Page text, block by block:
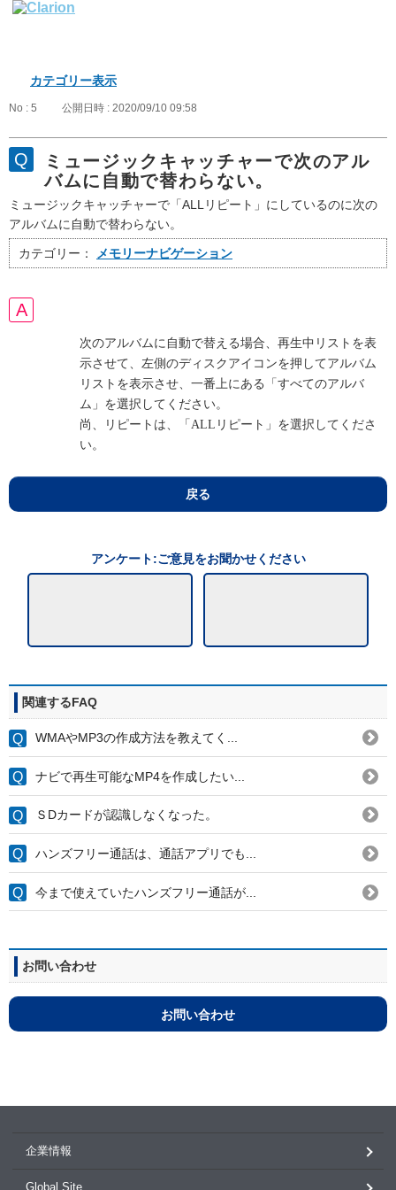
カテゴリー表示
No : 5 公開日時 : 2020/09/10 09:58
ミュージックキャッチャーで次のアル
バムに自動で替わらない。
ミュージックキャッチャーで「ALLリピート」にしているのに次の
アルバムに自動で替わらない。
カテゴリー： メモリーナビゲーション
次のアルバムに自動で替える場合、再生中リストを表
示させて、左側のディスクアイコンを押してアルバム
リストを表示させ、一番上にある「すべてのアルバ
ム」を選択してください。
尚、リピートは、「ALLリピート」を選択してくださ
い。
戻る
アンケート:ご意見をお聞かせください
関連するFAQ
WMAやMP3の作成方法を教えてく...
ナビで再生可能なMP4を作成したい...
ＳDカードが認識しなくなった。
ハンズフリー通話は、通話アプリでも...
今まで使えていたハンズフリー通話が...
お問い合わせ
お問い合わせ
企業情報
Global Site